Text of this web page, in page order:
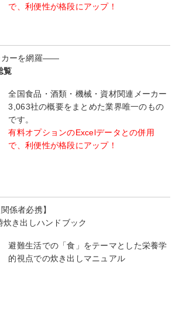
で、利便性が格段にアップ！
カーを網羅――
覧
全国食品・酒類・機械・資材関連メーカー
3,063社の概要をまとめた業界唯一のもの
です。
有料オプションのExcelデータとの併用
で、利便性が格段にアップ！
係者必携】
き出しハンドブック
避難生活での「食」をテーマとした栄養学
的視点での炊き出しマニュアル